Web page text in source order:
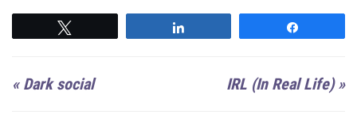
« Dark social IRL (In Real Life)»